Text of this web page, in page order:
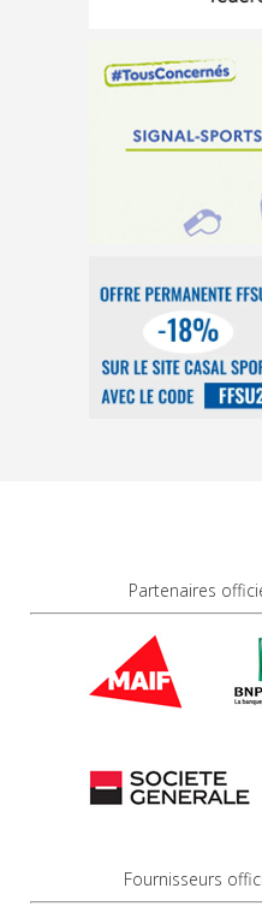
Partenaires
Fournisseurs